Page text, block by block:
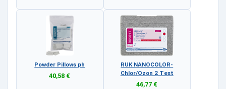
Powder Pillows ph
40,58 €
RUK NANOCOLOR-
Chlor/Ozon 2 Test
46,77 €